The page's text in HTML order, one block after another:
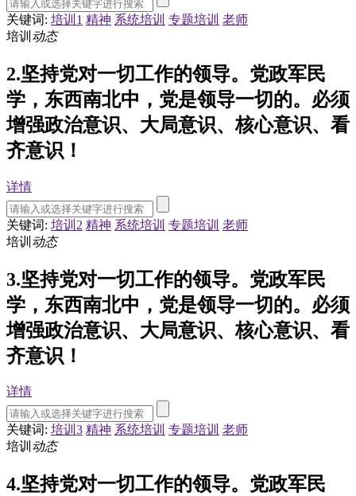
关键词: 培训1 精神 系统培训 专题培训 老师
培训 动态
2.坚持党对一切工作的领导。党政军民
学，东西南北中，党是领导一切的。必须
增强政治意识、大局意识、核心意识、看
齐意识！
详情
关键词: 培训2 精神 系统培训 专题培训 老师
培训 动态
3.坚持党对一切工作的领导。党政军民
学，东西南北中，党是领导一切的。必须
增强政治意识、大局意识、核心意识、看
齐意识！
详情
关键词: 培训3 精神 系统培训 专题培训 老师
培训 动态
4.坚持党对一切工作的领导。党政军民